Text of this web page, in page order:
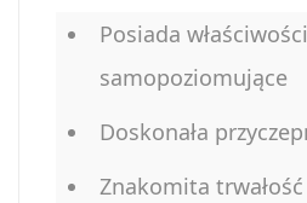
Posiada właściwości
samopoziomujące
Doskonała
Znakomita trwałość